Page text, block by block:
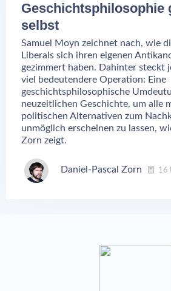
Geschichtsphilosophie
selbst
Samuel Moyn zeichnet nach, wie
Liberals sich ihren eigenen
gezimmert haben. Dahinter steckt
viel bedeutendere Operation: Eine
geschichtsphilosophische
neuzeitlichen Geschichte, um alle
politischen Alternativen zum
unmöglich erscheinen zu lassen,
Zorn zeigt.
Daniel-Pascal Zorn 16